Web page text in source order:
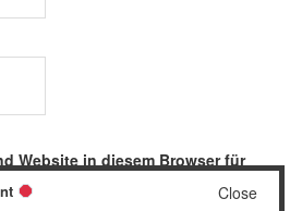
Website in diesem Browser für
speichern.
Close